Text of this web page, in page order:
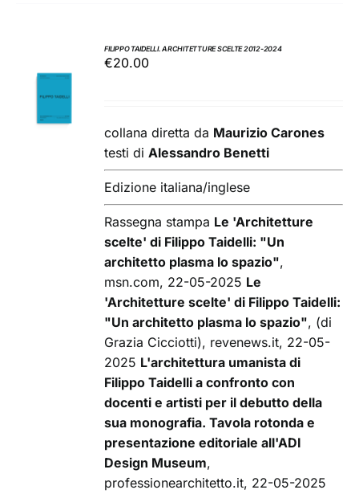
CARRELLO
/
FILIPPO TAIDELLI. ARCHITETTURE SCELTE 2012-2024
€20.00
collana diretta da Maurizio Carones
testi diAlessandro Benetti
Edizione italiana/inglese
Rassegna stampa Le 'Architetture
scelte' di Filippo Taidelli: "Un
architetto plasma lo spazio",
msn.com, 22-05-2025 Le
'Architetture scelte' di Filippo Taidelli:
"Un architetto plasma lo spazio", (di
Grazia Cicciotti), revenews.it, 22-05-
2025 L'architettura umanista di
Filippo Taidelli a confronto con
docenti e artisti per il debutto della
sua monografia. Tavola rotonda e
presentazione editoriale all'ADI
Design Museum,
professionearchitetto.it, 22-05-2025